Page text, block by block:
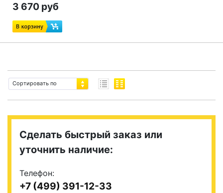
3 670 руб
Сортировать по
Сделать быстрый заказ или
уточнить наличие:
Телефон:
+7 (499) 391-12-33